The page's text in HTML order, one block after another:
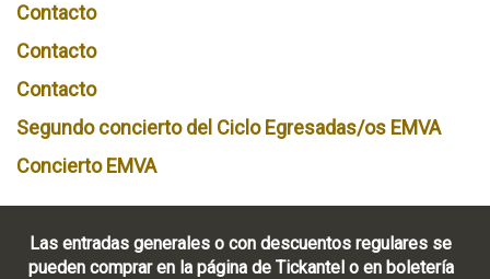
Contacto
Contacto
Contacto
Segundo concierto del Ciclo Egresadas/os EMVA
Concierto EMVA
Las entradas generales o con descuentos regulares se
pueden comprar en la página de Tickantel o en boletería